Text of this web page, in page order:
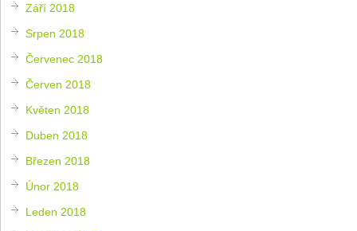
Září 2018
Srpen 2018
Červenec 2018
Červen 2018
Květen 2018
Duben 2018
Březen 2018
Únor 2018
Leden 2018